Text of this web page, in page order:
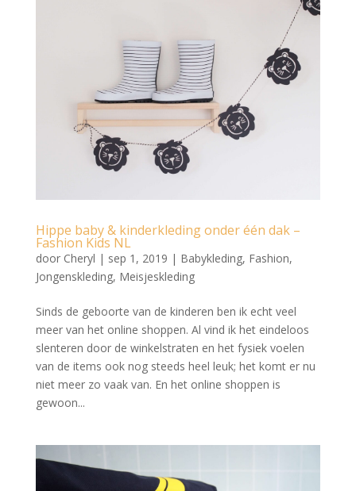
Hippe baby & kinderkleding onder één dak –
Fashion Kids NL
door Cheryl | sep 1, 2019 | Babykleding, Fashion,
Jongenskleding, Meisjeskleding
Sinds de geboorte van de kinderen ben ik echt veel
meer van het online shoppen. Al vind ik het eindeloos
slenteren door de winkelstraten en het fysiek voelen
van de items ook nog steeds heel leuk; het komt er nu
niet meer zo vaak van. En het online shoppen is
gewoon...